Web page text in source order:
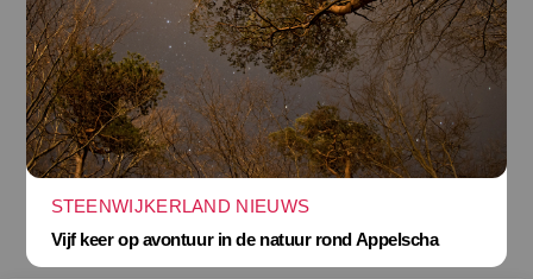
STEENWIJKERLAND NIEUWS
Vijf keer op avontuur in de natuur rond Appelscha